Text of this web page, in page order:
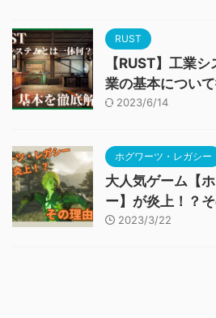
RUST
【RUST】工業
業の基本について
2023/6/14
ホグワーツ・レガシー
大人気ゲーム【
ー】が炎上！？
2023/3/22